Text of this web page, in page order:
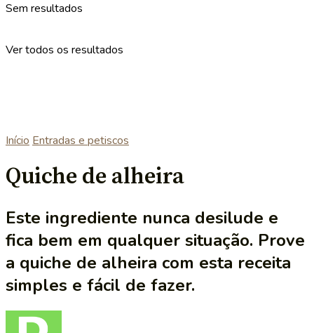
Sem resultados
Ver todos os resultados
Início Entradas e petiscos
Quiche de alheira
Este ingrediente nunca desilude e
fica bem em qualquer situação. Prove
a quiche de alheira com esta receita
simples e fácil de fazer.